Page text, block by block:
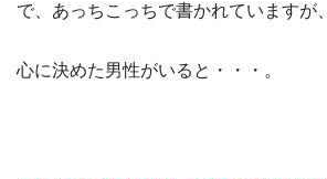
で、あっちこっちで書かれていますが、
心に決めた男性がいると・・・。